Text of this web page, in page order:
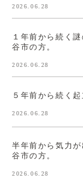
2026.06.28
１年前から続く
谷市の方。
2026.06.28
５年前から続く
2026.06.28
半年前から気力
谷市の方。
2026.06.28